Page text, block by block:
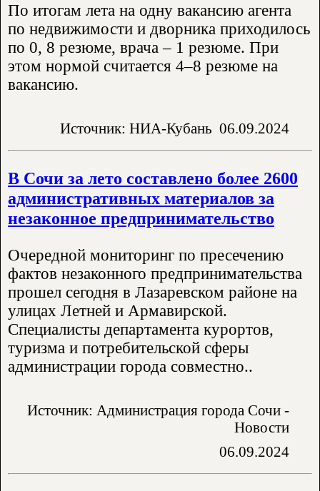
По итогам лета на одну вакансию агента
по недвижимости и дворника приходилось
по 0, 8 резюме, врача – 1 резюме. При
этом нормой считается 4–8 резюме на
вакансию.
Источник: НИА-Кубань 06.09.2024
В Сочи за лето составлено более 2600
административных материалов за
незаконное предпринимательство
Очередной мониторинг по пресечению
фактов незаконного предпринимательства
прошел сегодня в Лазаревском районе на
улицах Летней и Армавирской.
Специалисты департамента курортов,
туризма и потребительской сферы
администрации города совместно..
Источник: Администрация города Сочи -
Новости
06.09.2024